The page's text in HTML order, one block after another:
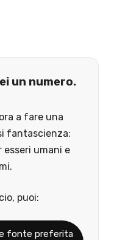
un numero.
a fare una
fantascienza:
umani e
puoi:
fonte preferita